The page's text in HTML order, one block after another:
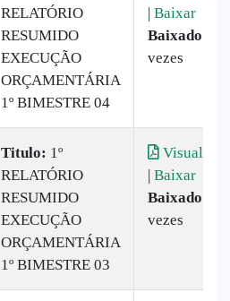
RELATÓRIO
RESUMIDO
EXECUÇÃO
ORÇAMENTÁRIA
1º BIMESTRE 04
| Baixar
Baixado:
vezes
Titulo: 1º
RELATÓRIO
RESUMIDO
EXECUÇÃO
ORÇAMENTÁRIA
1º BIMESTRE 03
Visualizar
| Baixar
Baixado:
vezes